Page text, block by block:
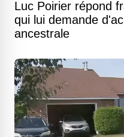
Luc Poirier répond
qui lui demande
ancestrale